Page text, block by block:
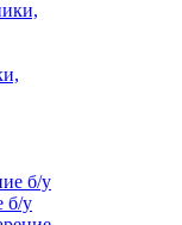
б/у